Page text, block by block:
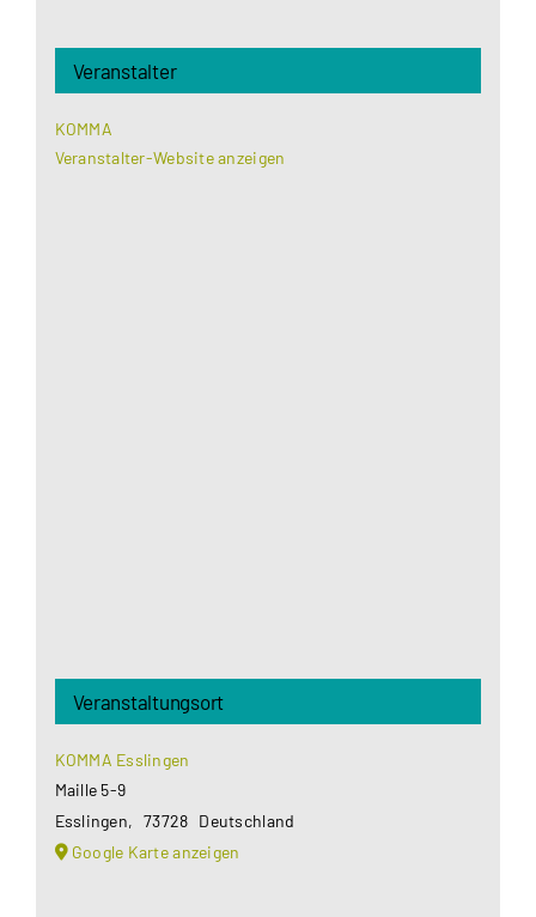
Veranstalter
KOMMA
Veranstalter-Website anzeigen
Veranstaltungsort
KOMMA Esslingen
Maille 5-9
Esslingen, 73728 Deutschland
Google Karte anzeigen